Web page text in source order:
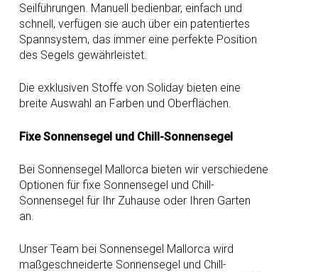
Seilführungen. Manuell bedienbar, einfach und
schnell, verfügen sie auch über ein patentiertes
Spannsystem, das immer eine perfekte Position
des Segels gewährleistet.
Die exklusiven Stoffe von Soliday bieten eine
breite Auswahl an Farben und Oberflächen.
Fixe Sonnensegel und Chill-Sonnensegel
Bei Sonnensegel Mallorca bieten wir verschiedene
Optionen für fixe Sonnensegel und Chill-
Sonnensegel für Ihr Zuhause oder Ihren Garten
an.
Unser Team bei Sonnensegel Mallorca wird
maßgeschneiderte Sonnensegel und Chill-